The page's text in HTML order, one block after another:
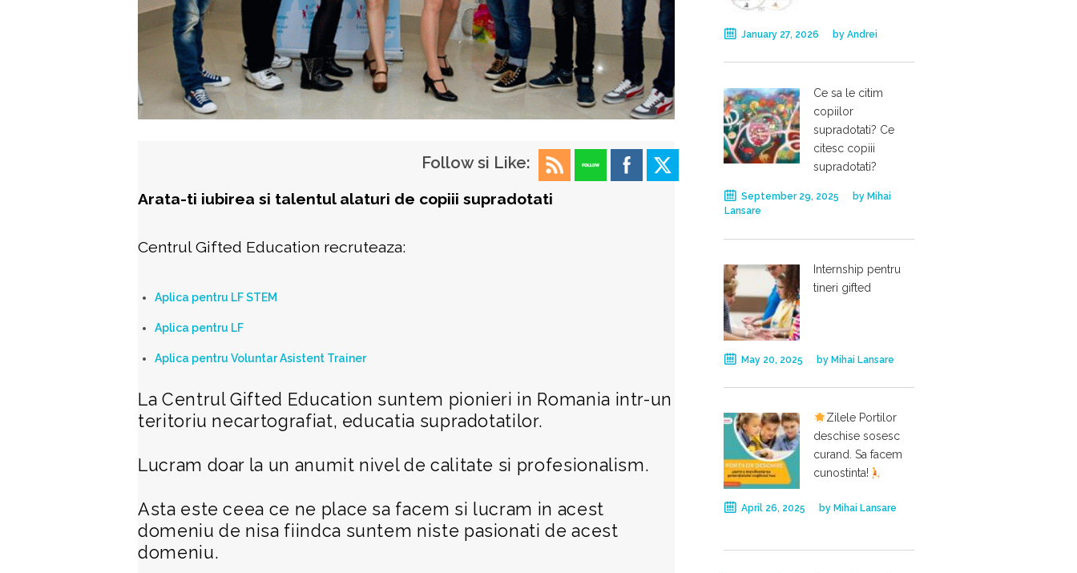
Follow si Like:
Arata-ti iubirea si talentul alaturi de copiii supradotati
Centrul Gifted Education recruteaza:
Aplica pentru LF STEM
Aplica pentru LF
Aplica pentru Voluntar Asistent Trainer
La Centrul Gifted Education suntem pionieri in Romania intr-un
teritoriu necartografiat, educatia supradotatilor.
Lucram doar la un anumit nivel de calitate si profesionalism.
Asta este ceea ce ne place sa facem si lucram in acest
domeniu de nisa fiindca suntem niste pasionati de acest
domeniu.
January 27, 2026 by Andrei
Ce sa le citim
copiilor
supradotati? Ce
citesc copiii
supradotati?
September 29, 2025 by Mihai
Lansare
Internship pentru
tineri gifted
May 20, 2025 by Mihai Lansare
Zilele Portilor
deschise sosesc
curand. Sa facem
cunostinta!
April 26, 2025 by Mihai Lansare